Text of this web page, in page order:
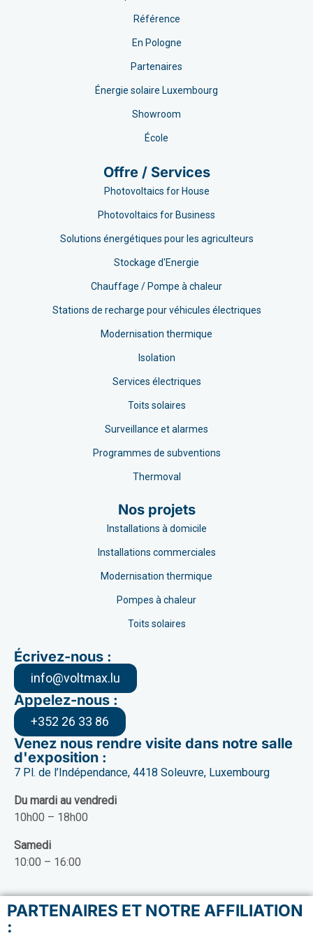
Référence
En Pologne
Partenaires
Énergie solaire Luxembourg
Showroom
École
Offre / Services
Photovoltaics for House
Photovoltaics for Business
Solutions énergétiques pour les agriculteurs
Stockage d'Energie
Chauffage / Pompe à chaleur
Stations de recharge pour véhicules électriques
Modernisation thermique
Isolation
Services électriques
Toits solaires
Surveillance et alarmes
Programmes de subventions
Thermoval
Nos projets
Installations à domicile
Installations commerciales
Modernisation thermique
Pompes à chaleur
Toits solaires
Écrivez-nous :
info@voltmax.lu
Appelez-nous :
+352 26 33 86
Venez nous rendre visite dans notre salle
d'exposition :
7 Pl. de l’Indépendance, 4418 Soleuvre, Luxembourg
Du mardi au vendredi
10h00 – 18h00
Samedi
10:00 – 16:00
PARTENAIRES ET NOTRE AFFILIATION
: